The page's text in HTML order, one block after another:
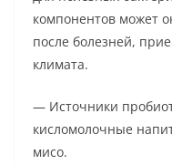
компонентов может
после болезней,
климата.
— Источники
кисломолочные
мисо.